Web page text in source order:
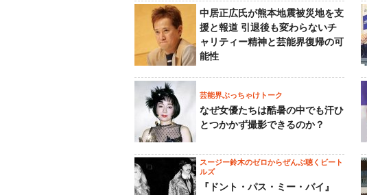
中居正広氏が熊本地震被災地を支
援と報道 引退後も変わらないチ
ャリティー精神と芸能界復帰の可
能性
芸能界ぶっちゃけトーク
なぜ女優たちは酷暑の中でも汗ひ
とつかかず撮影できるのか？
スージー鈴木のゼロからぜんぶ聴くビート
ルズ
『ドント・パス・ミー・バイ』